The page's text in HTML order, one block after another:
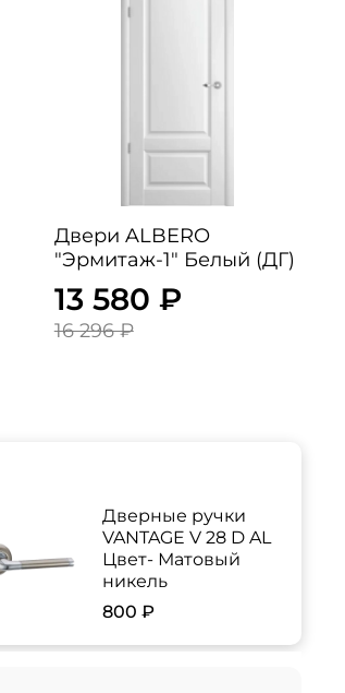
Двери ALBERO
"Эрмитаж-1" Белый (ДГ)
13 580 ₽
16 296 ₽
Дверные ручки
VANTAGE V 28 D AL
Цвет- Матовый
никель
800 ₽